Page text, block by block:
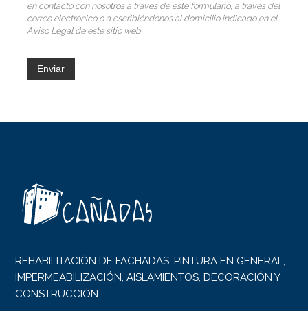
en contacto con nosotros a través de este formulario, a través del
correo electrónico o a escribiéndonos al domicilio indicado en el
Aviso Legal de este sitio web.
REHABILITACIÓN DE FACHADAS, PINTURA EN GENERAL,
IMPERMEABILIZACIÓN, AISLAMIENTOS, DECORACIÓN Y
CONSTRUCCIÓN